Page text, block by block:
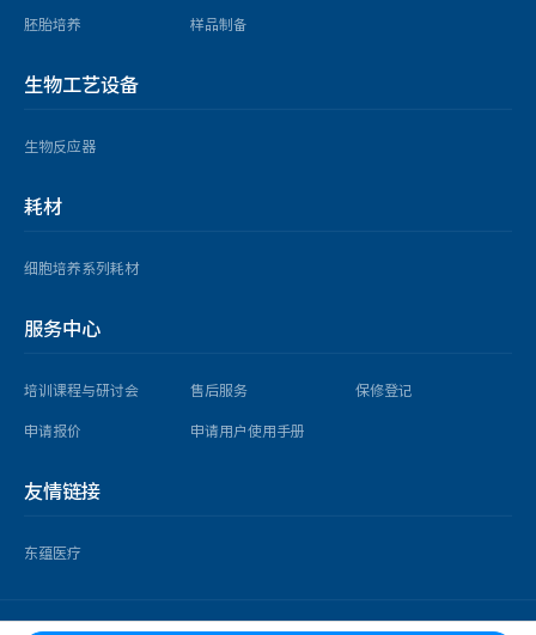
胚胎培养 样品制备
生物工艺设备
生物反应器
耗材
细胞培养系列耗材
服务中心
培训课程与研讨会 售后服务
保修登记
申请报价
申请用户使用手册
友情链接
东蕴医疗